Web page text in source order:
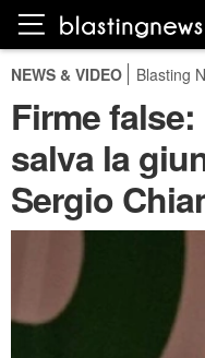
NEWS & VIDEO Blasting
Firme
salva la
Sergio